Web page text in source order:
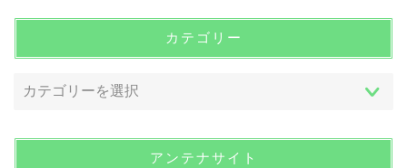
カテゴリー
アンテナサイト